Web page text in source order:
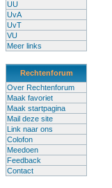
UU
UvA
UvT
VU
Meer links
Rechtenforum
Over Rechtenforum
Maak favoriet
Maak startpagina
Mail deze site
Link naar ons
Colofon
Meedoen
Feedback
Contact